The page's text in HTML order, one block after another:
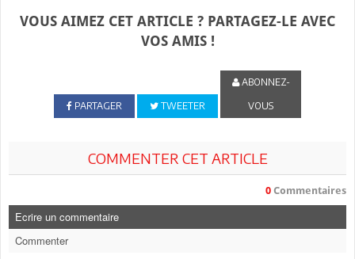
VOUS AIMEZ CET ARTICLE ? PARTAGEZ-LE AVEC
VOS AMIS !
PARTAGER TWEETER
ABONNEZ-
VOUS
COMMENTER CET ARTICLE
0 Commentaires
Ecrire un commentaire
Commenter